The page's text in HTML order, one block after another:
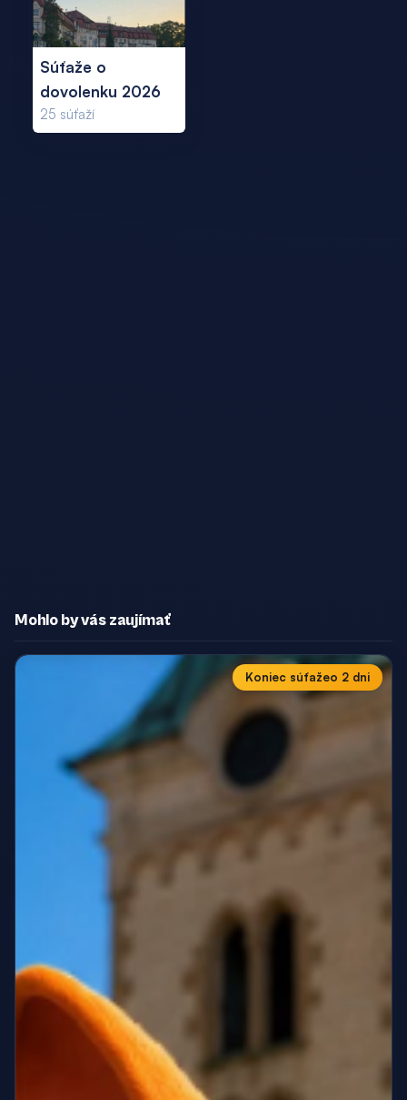
Súťaže o
dovolenku 2026
25 súťaží
Mohlo by vás zaujímať
Koniec súťažeo 2 dni